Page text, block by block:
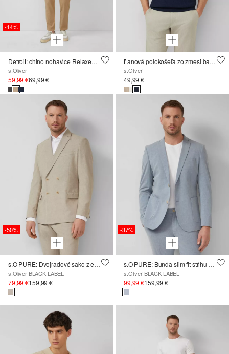
-14%
Detroit: chino nohavice Relaxed Fit z ľanovej zmesi s elastickým pásom
s.Oliver
59,99 €69,99 €
Ľanová polokošeľa zo zmesi bavlny a ľanu
s.Oliver
49,99 €
-50%
s.O PURE: Dvojradové sako z elastickej ľanovej zmesi
s.Oliver BLACK LABEL
79,99 €159,99 €
-37%
s.O PURE: Bunda slim fit strihu z elastickej ľanovej zmesi
s.Oliver BLACK LABEL
99,99 €159,99 €